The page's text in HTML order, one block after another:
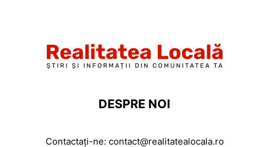
DESPRE NOI
Contactați-ne: contact@realitatealocala.ro